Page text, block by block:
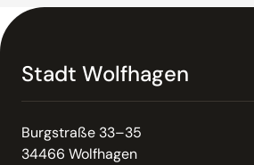
Stadt Wolfhagen
Burgstraße 33–35
34466 Wolfhagen